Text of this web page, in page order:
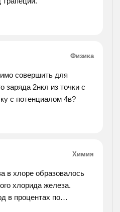
Физика
совершить для
заряда 2нкл из точки с
с потенциалом 4в?
Химия
в хлоре образовалось
хлорида железа.
в процентах по